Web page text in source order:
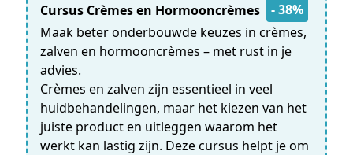
Cursus Crèmes en Hormooncrèmes
- 38%
Maak beter onderbouwde keuzes in crèmes,
zalven en hormooncrèmes – met rust in je
advies.
Crèmes en zalven zijn essentieel in veel
huidbehandelingen, maar het kiezen van het
juiste product en uitleggen waarom het
werkt kan lastig zijn. Deze cursus helpt je om